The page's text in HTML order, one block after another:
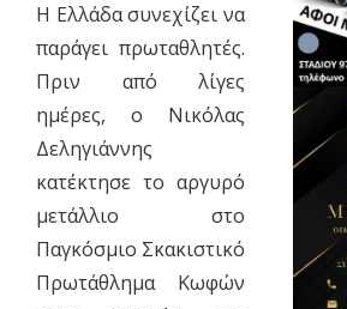
​Η Ελλάδα συνεχίζει να
παράγει πρωταθλητές.
Πριν από λίγες
ημέρες, ο Νικόλας
Δεληγιάννης
κατέκτησε το αργυρό
μετάλλιο στο
Παγκόσμιο Σκακιστικό
Πρωτάθλημα Κωφών